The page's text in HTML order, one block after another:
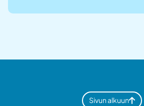
Sivun alkuun